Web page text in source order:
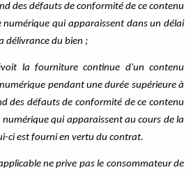
des défauts de conformité de ce contenu
numérique qui apparaissent dans un délai
délivrance du bien ;
la fourniture continue d'un contenu
pendant une durée supérieure à
des défauts de conformité de ce contenu
numérique qui apparaissent au cours de la
ci est fourni en vertu du contrat.
ne prive pas le consommateur de